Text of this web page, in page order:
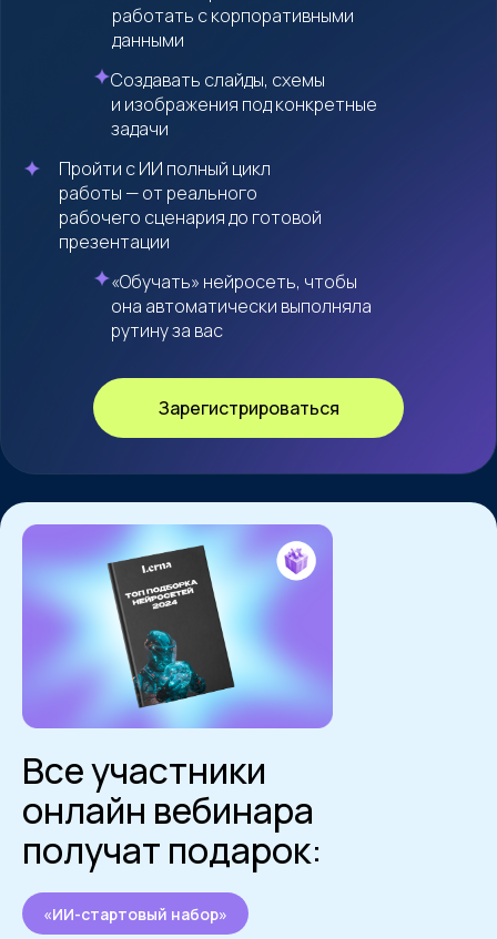
Зарегистрироваться
«Обучать» нейросеть, чтобы
она автоматически выполняла
рутину за вас
работать с корпоративными
данными
Создавать слайды, схемы
и изображения под конкретные
задачи
Пройти с ИИ полный цикл
работы — от реального
рабочего сценария до готовой
презентации
Все участники
онлайн вебинара
получат подарок:
«ИИ-стартовый набор»